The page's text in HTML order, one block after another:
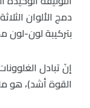
دمج الألوان
بتركيبة لون-
إنَ تبادل
القوة أشد)، هو